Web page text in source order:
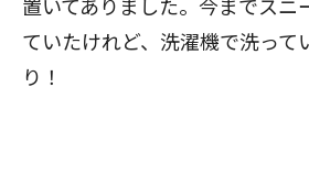
ていたけれど、洗濯機で洗って
り！